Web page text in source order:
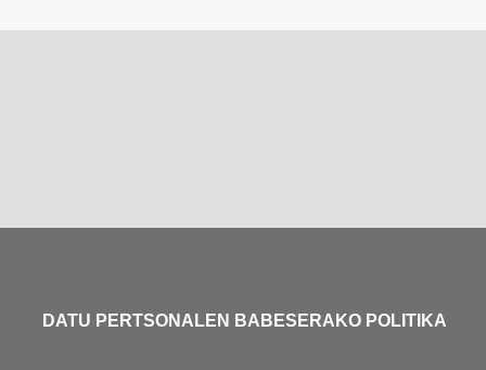
DATU PERTSONALEN BABESERAKO POLITIKA